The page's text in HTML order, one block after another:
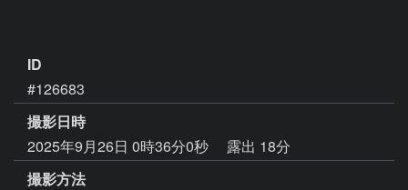
ID
#126683
撮影日時
2025年9月26日 0時36分0秒
露出 18分
撮影方法